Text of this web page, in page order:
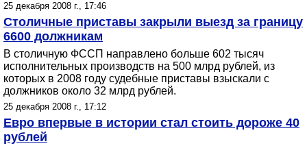
25 декабря 2008 г., 17:46
Столичные приставы закрыли выезд за границу
6600 должникам
В столичную ФССП направлено больше 602 тысяч
исполнительных производств на 500 млрд рублей, из
которых в 2008 году судебные приставы взыскали с
должников около 32 млрд рублей.
25 декабря 2008 г., 17:12
Евро впервые в истории стал стоить дороже 40
рублей